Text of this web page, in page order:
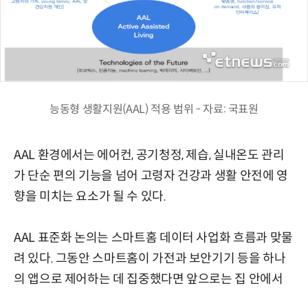
능동형 생활지원(AAL) 적용 범위 - 자료: 국표원
AAL 환경에서는 에어컨, 공기청정, 제습, 실내온도 관리
가 단순 편의 기능을 넘어 고령자 건강과 생활 안전에 영
향을 미치는 요소가 될 수 있다.
AAL 표준화 논의는 스마트홈 데이터 사업화 흐름과 맞물
려 있다. 그동안 스마트홈이 가전과 보안기기 등을 하나
의 앱으로 제어하는 데 집중했다면 앞으로는 집 안에서